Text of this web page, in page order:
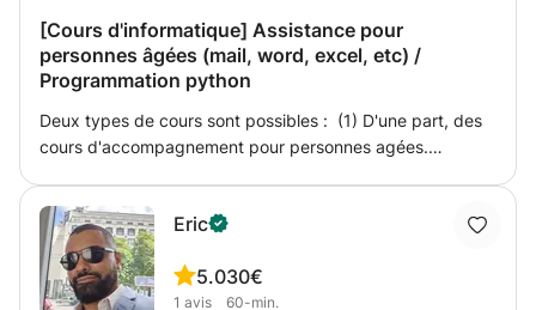
[Cours d'informatique] Assistance pour
personnes âgées (mail, word, excel, etc) /
Programmation python
Deux types de cours sont possibles : (1) D'une part, des
cours d'accompagnement pour personnes agées.
environnement informatique simple et robuste dans le
temps. (2) D'autre part, j'enseigne la programmation aux
personnes qui aimeraient découvrir ce domaine. Je peux
enseigner plusieurs langages de programmation, mais
Eric
5.0
1 avis
30€
60-min.